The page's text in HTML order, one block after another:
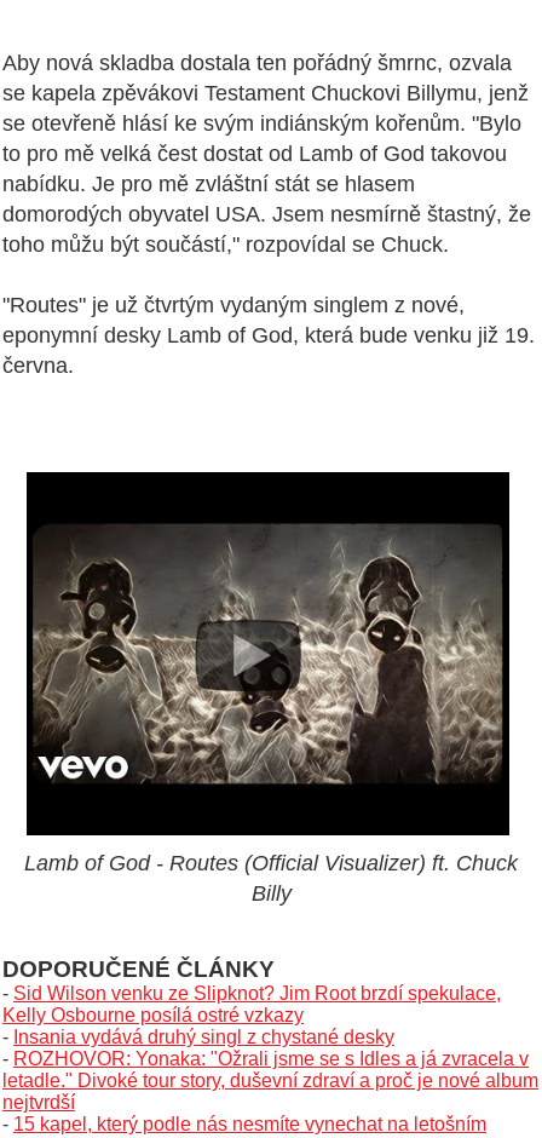
Aby nová skladba dostala ten pořádný šmrnc, ozvala
se kapela zpěvákovi Testament Chuckovi Billymu, jenž
se otevřeně hlásí ke svým indiánským kořenům. "Bylo
to pro mě velká čest dostat od Lamb of God takovou
nabídku. Je pro mě zvláštní stát se hlasem
domorodých obyvatel USA. Jsem nesmírně štastný, že
toho můžu být součástí," rozpovídal se Chuck.
"Routes" je už čtvrtým vydaným singlem z nové,
eponymní desky Lamb of God, která bude venku již 19.
června.
Lamb of God - Routes (Official Visualizer) ft. Chuck
Billy
DOPORUČENÉ ČLÁNKY
- Sid Wilson venku ze Slipknot? Jim Root brzdí spekulace,
Kelly Osbourne posílá ostré vzkazy
- Insania vydává druhý singl z chystané desky
- ROZHOVOR: Yonaka: "Ožrali jsme se s Idles a já zvracela v
letadle." Divoké tour story, duševní zdraví a proč je nové album
nejtvrdší
- 15 kapel, který podle nás nesmíte vynechat na letošním